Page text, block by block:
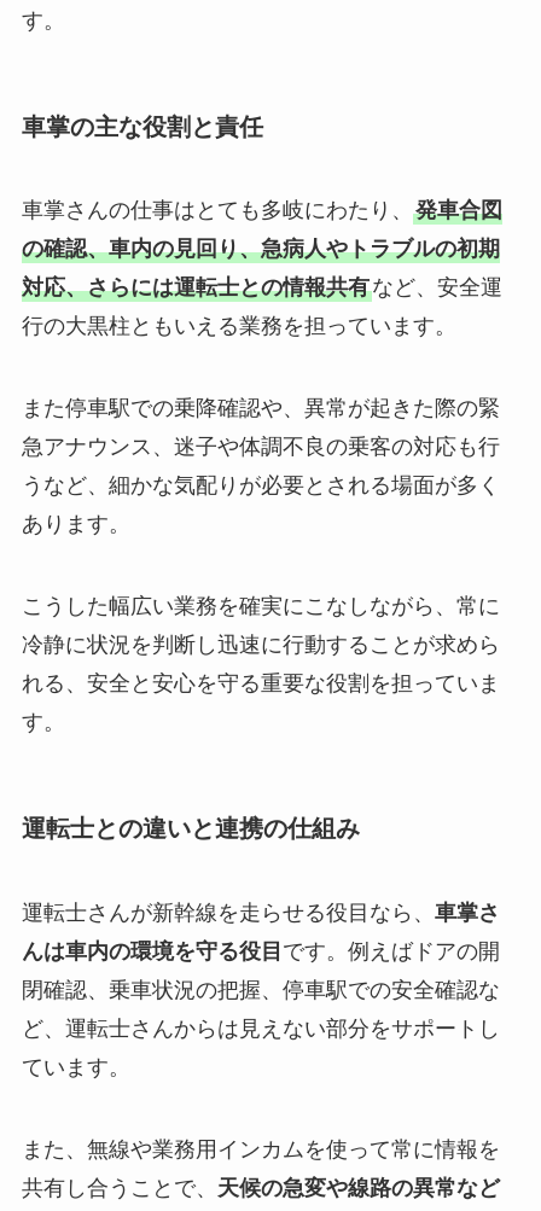
す。
車掌の主な役割と責任
車掌さんの仕事はとても多岐にわたり、 発車合図
の確認、車内の見回り、急病人やトラブルの初期
対応、さらには運転士との情報共有など、安全運
行の大黒柱ともいえる業務を担っています。
また停車駅での乗降確認や、異常が起きた際の緊
急アナウンス、迷子や体調不良の乗客の対応も行
うなど、細かな気配りが必要とされる場面が多く
あります。
こうした幅広い業務を確実にこなしながら、常に
冷静に状況を判断し迅速に行動することが求めら
れる、安全と安心を守る重要な役割を担っていま
す。
運転士との違いと連携の仕組み
運転士さんが新幹線を走らせる役目なら、 車掌さ
んは車内の環境を守る役目 です。例えばドアの開
閉確認、乗車状況の把握、停車駅での安全確認な
ど、運転士さんからは見えない部分をサポートし
ています。
また、無線や業務用インカムを使って常に情報を
共有し合うことで、 天候の急変や線路の異常など